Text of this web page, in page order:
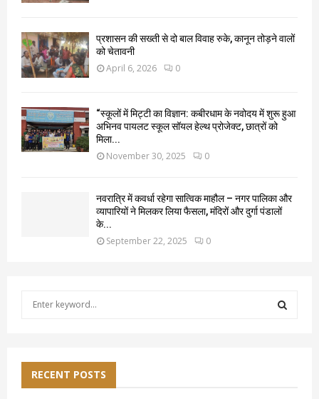
प्रशासन की सख्ती से दो बाल विवाह रुके, कानून तोड़ने वालों
को चेतावनी
April 6, 2026 0
“स्कूलों में मिट्टी का विज्ञान: कबीरधाम के नवोदय में शुरू हुआ
अभिनव पायलट स्कूल सॉयल हेल्थ प्रोजेक्ट, छात्रों को
मिला...
November 30, 2025 0
नवरात्रि में कवर्धा रहेगा सात्विक माहौल – नगर पालिका और
व्यापारियों ने मिलकर लिया फैसला, मंदिरों और दुर्गा पंडालों
के...
September 22, 2025 0
f
RECENT POSTS